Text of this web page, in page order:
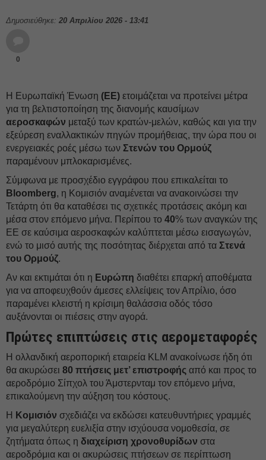
Δημοσιεύθηκε: 20 Απριλίου 2026 - 13:41
0
Η Ευρωπαϊκή Ένωση (ΕΕ) ετοιμάζεται να προτείνει μέτρα
για τη βελτιστοποίηση της διανομής καυσίμων
αεροσκαφών μεταξύ των κρατών-μελών, καθώς και για την
εξεύρεση εναλλακτικών πηγών προμήθειας, την ώρα που οι
ενεργειακές ροές μέσω των Στενών του Ορμούζ
παραμένουν μπλοκαρισμένες.
Σύμφωνα με προσχέδιο εγγράφου που επικαλείται το
Bloomberg, η Κομισιόν αναμένεται να ανακοινώσει την
Τετάρτη ότι θα καταθέσει τις σχετικές προτάσεις ακόμη και
μέσα στον επόμενο μήνα. Περίπου το 40% των αναγκών της
ΕΕ σε καύσιμα αεροσκαφών καλύπτεται μέσω εισαγωγών,
ενώ το μισό αυτής της ποσότητας διέρχεται από τα Στενά
του Ορμούζ.
Αν και εκτιμάται ότι η Ευρώπη διαθέτει επαρκή αποθέματα
για να αποφευχθούν άμεσες ελλείψεις τον Απρίλιο, όσο
παραμένει κλειστή η κρίσιμη θαλάσσια οδός τόσο
αυξάνονται οι πιέσεις στην αγορά.
Πρώτες επιπτώσεις στις αερομεταφορές
Η ολλανδική αεροπορική εταιρεία KLM ανακοίνωσε ήδη ότι
θα ακυρώσει 80 πτήσεις μετ’ επιστροφής από και προς το
αεροδρόμιο Σίπχολ του Άμστερνταμ τον επόμενο μήνα,
επικαλούμενη την αύξηση του κόστους.
Η Κομισιόν σχεδιάζει να εκδώσει κατευθυντήριες γραμμές
για μεγαλύτερη ευελιξία στην ισχύουσα νομοθεσία, σε
ζητήματα όπως η διαχείριση χρονοθυρίδων στα
αεροδρόμια και οι ακυρώσεις πτήσεων σε περίπτωση